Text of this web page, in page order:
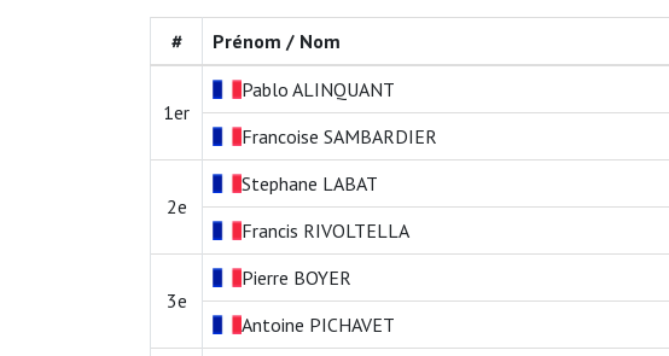
# Prénom / Nom
1er
Pablo ALINQUANT
Francoise SAMBARDIER
2e
Stephane LABAT
Francis RIVOLTELLA
3e
Pierre BOYER
Antoine PICHAVET